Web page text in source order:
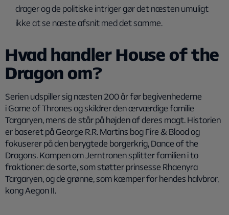
drager og de politiske intriger gør det næsten umuligt
ikke at se næste afsnit med det samme.
Hvad handler House of the
Dragon om?
Serien udspiller sig næsten 200 år før begivenhederne
iGame of Thronesog skildrer den ærværdige familie
Targaryen, mens de står på højden af deres magt. Historien
er baseret på George R.R. Martins bogFire & Bloodog
fokuserer på den berygtede borgerkrig,Dance of the
Dragons. Kampen om Jerntronen splitter familien i to
fraktioner: de sorte, som støtter prinsesse Rhaenyra
Targaryen, og de grønne, som kæmper for hendes halvbror,
kong Aegon II.